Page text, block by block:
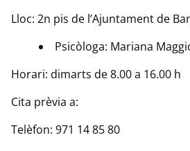
Lloc: 2n pis de l’Ajuntament de
Psicòloga: Mariana
Horari: dimarts de 8.00 a 16.00 h
Cita prèvia a:
Telèfon: 971 14 85 80